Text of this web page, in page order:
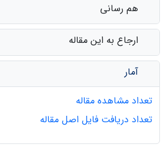
هم رسانی
ارجاع به این مقاله
آمار
تعداد مشاهده مقاله
تعداد دریافت فایل اصل مقاله